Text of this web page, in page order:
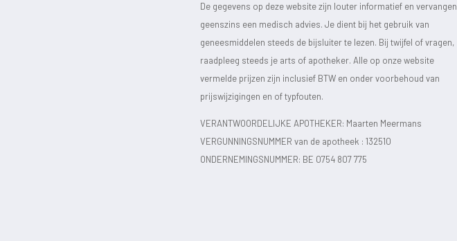
De gegevens op deze website zijn louter informatief en vervangen
geenszins een medisch advies. Je dient bij het gebruik van
geneesmiddelen steeds de bijsluiter te lezen. Bij twijfel of vragen,
raadpleeg steeds je arts of apotheker. Alle op onze website
vermelde prijzen zijn inclusief BTW en onder voorbehoud van
prijswijzigingen en of typfouten.
VERANTWOORDELIJKE APOTHEKER: Maarten Meermans
VERGUNNINGSNUMMER van de apotheek : 132510
ONDERNEMINGSNUMMER: BE 0754 807 775